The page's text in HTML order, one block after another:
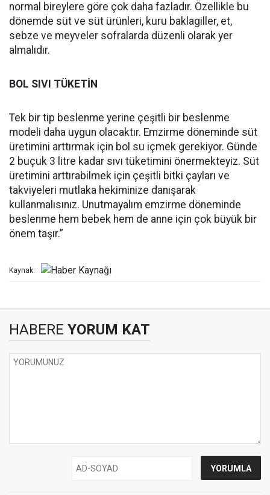
normal bireylere göre çok daha fazladır. Özellikle bu
dönemde süt ve süt ürünleri, kuru baklagiller, et,
sebze ve meyveler sofralarda düzenli olarak yer
almalıdır.
BOL SIVI TÜKETİN
Tek bir tip beslenme yerine çeşitli bir beslenme
modeli daha uygun olacaktır. Emzirme döneminde süt
üretimini arttırmak için bol su içmek gerekiyor. Günde
2 buçuk 3 litre kadar sıvı tüketimini önermekteyiz. Süt
üretimini arttırabilmek için çeşitli bitki çayları ve
takviyeleri mutlaka hekiminize danışarak
kullanmalısınız. Unutmayalım emzirme döneminde
beslenme hem bebek hem de anne için çok büyük bir
önem taşır.”
Kaynak:
HABERE YORUM KAT